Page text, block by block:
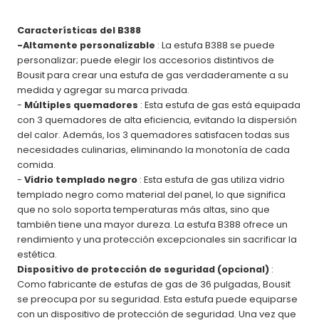
Características del B388
-Altamente personalizable : La estufa B388 se puede
personalizar; puede elegir los accesorios distintivos de
Bousit para crear una estufa de gas verdaderamente a su
medida y agregar su marca privada.
- Múltiples quemadores : Esta estufa de gas está equipada
con 3 quemadores de alta eficiencia, evitando la dispersión
del calor. Además, los 3 quemadores satisfacen todas sus
necesidades culinarias, eliminando la monotonía de cada
comida.
-Vidrio templado negro : Esta estufa de gas utiliza vidrio
templado negro como material del panel, lo que significa
que no solo soporta temperaturas más altas, sino que
también tiene una mayor dureza. La estufa B388 ofrece un
rendimiento y una protección excepcionales sin sacrificar la
estética.
Dispositivo de protección de seguridad (opcional) :
Como fabricante de estufas de gas de 36 pulgadas, Bousit
se preocupa por su seguridad. Esta estufa puede equiparse
con un dispositivo de protección de seguridad. Una vez que